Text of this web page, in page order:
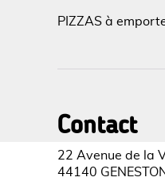
PIZZAS à
Contact
22 Avenue de la
44140